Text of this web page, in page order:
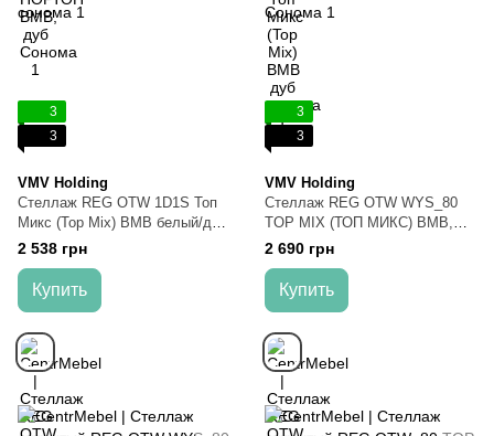
3
3
VMV Holding
Стеллаж REG OTW 1D1S Топ
Микс (Top Mix) ВМВ белый/дуб
сонома
2 538 грн
Купить
3
3
VMV Holding
Стеллаж REG OTW WYS_80
TOP MIX (ТОП МИКС) ВМВ,
дуб Сонома
2 690 грн
Купить